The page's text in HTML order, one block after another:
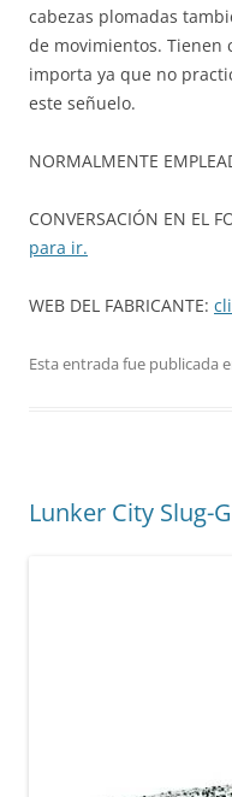
cabezas plomadas
de movimientos. Tienen
importa ya que no
este señuelo.
NORMALMENTE
CONVERSACIÓN EN EL
para ir.
WEB DEL FABRICANTE:
Esta entrada fue publicada
Lunker City Slug-